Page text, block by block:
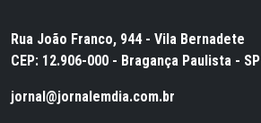
Rua João Franco, 944 - Vila Bernadete
CEP: 12.906-000 - Bragança Paulista - SP
jornal@jornalemdia.com.br